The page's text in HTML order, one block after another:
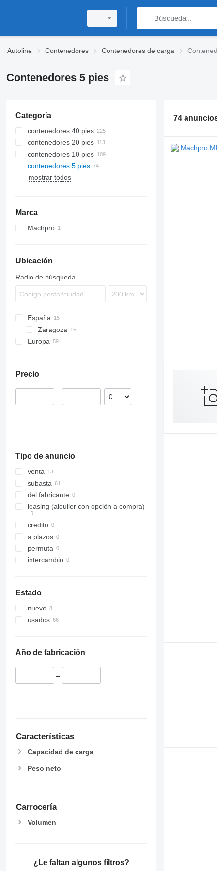
Autoline Contenedores Contenedores de carga
Contenedores 5 pies
Categoría
contenedores 40 pies
contenedores 20 pies
contenedores 10 pies
contenedores 5 pies
mostrar todos
Marca
Machpro
Ubicación
Radio de búsqueda
España
Zaragoza
Europa
Noruega
Suecia
Precio
–
Tipo de anuncio
venta
subasta
del fabricante
leasing (alquiler con opción a compra)
crédito
a plazos
permuta
intercambio
Estado
nuevo
usados
Año de fabricación
–
Características
Capacidad de carga
Peso neto
Carrocería
Volumen
¿Le faltan algunos filtros?
74